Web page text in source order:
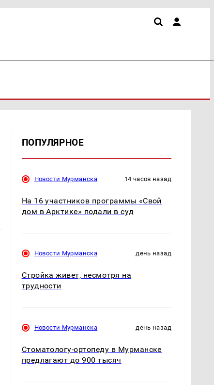
ПОПУЛЯРНОЕ
Новости Мурманска 14 часов назад
На 16 участников программы «Свой
дом в Арктике» подали в суд
Новости Мурманска день назад
Стройка живет, несмотря на
трудности
Новости Мурманска день назад
Стоматологу-ортопеду в Мурманске
предлагают до 900 тысяч